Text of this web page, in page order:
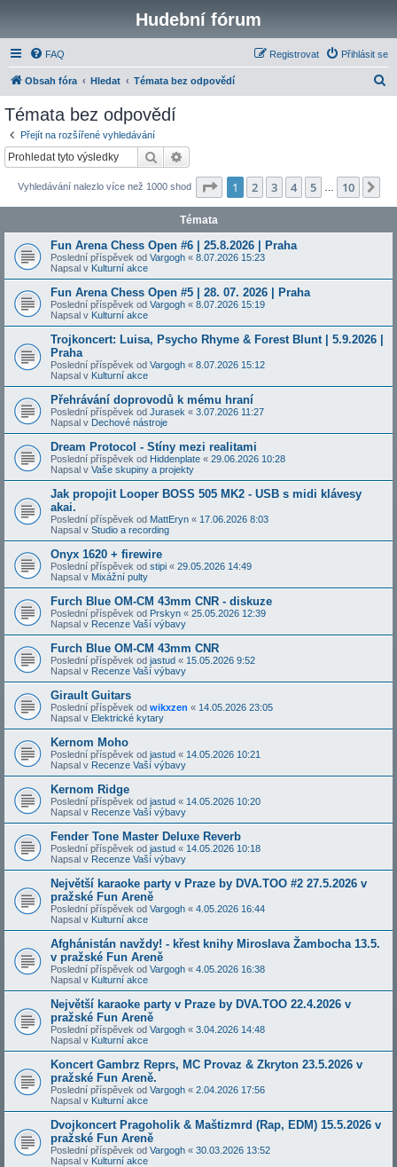
Hudební fórum
FAQ Přihlásit se
Registrovat
Obsah fóra Hledat Témata bez odpovědí
Témata bez odpovědí
Přejít na rozšířené vyhledávání
Hledat
Vyhledávání nalezlo více než 1000 shod Stránka z 10
1 2 3 4 5 10
Témata
Fun Arena Chess Open #6 | 25.8.2026 | Praha
Poslední příspěvek od Vargogh « 8.07.2026 15:23
Napsal v Kulturní akce
Fun Arena Chess Open #5 | 28. 07. 2026 | Praha
Poslední příspěvek od Vargogh « 8.07.2026 15:19
Napsal v Kulturní akce
Trojkoncert: Luisa, Psycho Rhyme & Forest Blunt | 5.9.2026 |
Praha
Poslední příspěvek od Vargogh « 8.07.2026 15:12
Napsal v Kulturní akce
Přehrávání doprovodů k mému hraní
Poslední příspěvek od Jurasek « 3.07.2026 11:27
Napsal v Dechové nástroje
Dream Protocol - Stíny mezi realitami
Poslední příspěvek od Hiddenplate « 29.06.2026 10:28
Napsal v Vaše skupiny a projekty
Jak propojit Looper BOSS 505 MK2 - USB s midi klávesy
akai.
Poslední příspěvek od MattEryn « 17.06.2026 8:03
Napsal v Studio a recording
Onyx 1620 + firewire
Poslední příspěvek od stipi « 29.05.2026 14:49
Napsal v Mixážní pulty
Furch Blue OM-CM 43mm CNR - diskuze
Poslední příspěvek od Prskyn « 25.05.2026 12:39
Napsal v Recenze Vaší výbavy
Furch Blue OM-CM 43mm CNR
Poslední příspěvek od jastud « 15.05.2026 9:52
Napsal v Recenze Vaší výbavy
Girault Guitars
Poslední příspěvek od wikxzen « 14.05.2026 23:05
Napsal v Elektrické kytary
Kernom Moho
Poslední příspěvek od jastud « 14.05.2026 10:21
Napsal v Recenze Vaší výbavy
Kernom Ridge
Poslední příspěvek od jastud « 14.05.2026 10:20
Napsal v Recenze Vaší výbavy
Fender Tone Master Deluxe Reverb
Poslední příspěvek od jastud « 14.05.2026 10:18
Napsal v Recenze Vaší výbavy
Největší karaoke party v Praze by DVA.TOO #2 27.5.2026 v
pražské Fun Areně
Poslední příspěvek od Vargogh « 4.05.2026 16:44
Napsal v Kulturní akce
Afghánistán navždy! - křest knihy Miroslava Žambocha 13.5.
v pražské Fun Areně
Poslední příspěvek od Vargogh « 4.05.2026 16:38
Napsal v Kulturní akce
Největší karaoke party v Praze by DVA.TOO 22.4.2026 v
pražské Fun Areně
Poslední příspěvek od Vargogh « 3.04.2026 14:48
Napsal v Kulturní akce
Koncert Gambrz Reprs, MC Provaz & Zkryton 23.5.2026 v
pražské Fun Areně.
Poslední příspěvek od Vargogh « 2.04.2026 17:56
Napsal v Kulturní akce
Dvojkoncert Pragoholik & Maštizmrd (Rap, EDM) 15.5.2026 v
pražské Fun Areně
Poslední příspěvek od Vargogh « 30.03.2026 13:52
Napsal v Kulturní akce